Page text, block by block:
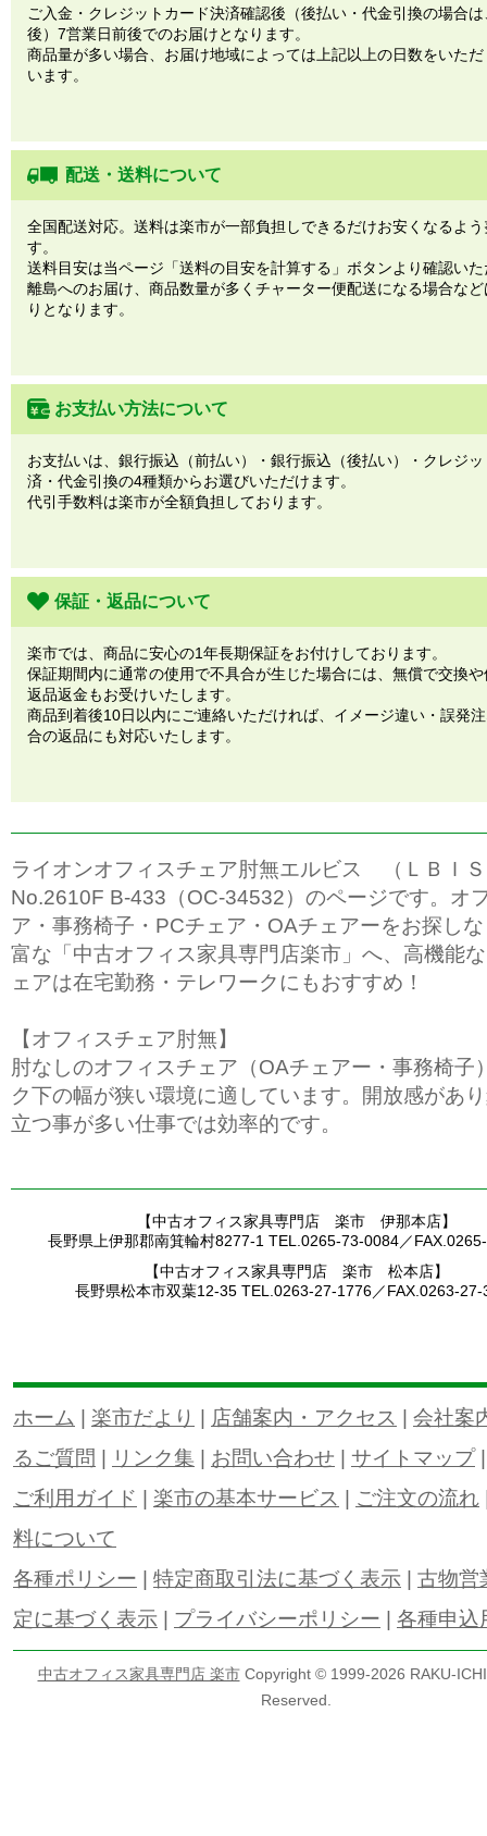
ご入金・クレジットカード決済確認後（後払い・代金引換の場合
後）7営業日前後でのお届けとなります。
商品量が多い場合、お届け地域によっては上記以上の日数をいた
います。
配送・送料について
全国配送対応。送料は楽市が一部負担しできるだけお安くなるよ
す。
送料目安は当ページ「送料の目安を計算する」ボタンより確認い
離島へのお届け、商品数量が多くチャーター便配送になる場合な
りとなります。
お支払い方法について
お支払いは、銀行振込（前払い）・銀行振込（後払い）・クレジ
済・代金引換の4種類からお選びいただけます。
代引手数料は楽市が全額負担しております。
保証・返品について
楽市では、商品に安心の1年長期保証をお付けしております。
保証期間内に通常の使用で不具合が生じた場合には、無償で交換
返品返金もお受けいたします。
商品到着後10日以内にご連絡いただければ、イメージ違い・誤発
合の返品にも対応いたします。
ライオンオフィスチェア肘無エルビス （ＬＢＩ
No.2610F B-433（OC-34532）のページです。オ
ア・事務椅子・PCチェア・OAチェアーをお探し
富な「中古オフィス家具専門店楽市」へ、高機能
ェアは在宅勤務・テレワークにもおすすめ！
【オフィスチェア肘無】
肘なしのオフィスチェア（OAチェアー・事務椅子
ク下の幅が狭い環境に適しています。開放感があ
立つ事が多い仕事では効率的です。
【中古オフィス家具専門店 楽市 伊那本店】
長野県上伊那郡南箕輪村8277-1 TEL.0265-73-0084／
【中古オフィス家具専門店 楽市 松本店】
長野県松本市双葉12-35 TEL.0263-27-1776／FAX.0263-27-
ホーム 楽市だより 店舗案内・アクセス
会社案
るご質問
リンク集 お問い合わせ サイトマップ
ご利用ガイド
楽市の基本サービス ご注文の流れ
料について
各種ポリシー
特定商取引法に基づく表示
古物営
定に基づく表示
プライバシーポリシー 各種申込
中古オフィス家具専門店 楽市Copyright © 1999-2026 RAKU-
Reserved.